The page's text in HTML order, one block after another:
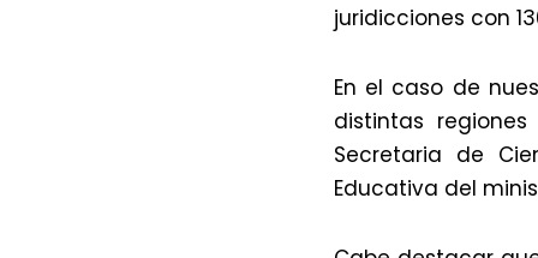
juridicciones con
En el caso de
distintas
Secretaria de
Educativa del